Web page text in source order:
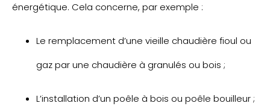
énergétique. Cela concerne, par exemple :
Le remplacement d’une vieille chaudière fioul ou
gaz par une chaudière à granulés ou bois ;
L’installation d’un poêle à bois ou poêle bouilleur ;